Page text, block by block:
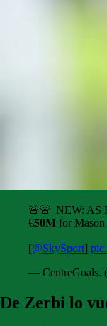
🚨🚨| NEW: AS
€𝟓𝟎𝐌 for Mason
[@SkySport]
— CentreGoals.
De Zerbi lo